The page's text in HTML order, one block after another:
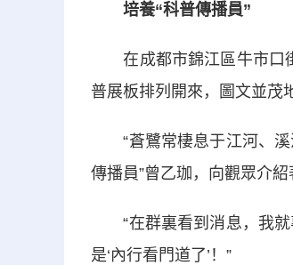
培養“科普傳播員”
在成都市錦江區牛市口街
普展板排列開來，圖文並茂
“蒼鷺常棲息于江河、溪
傳播員”曾乙珈，向觀眾介
“在群裏看到消息，我就
是‘內行看門道了’！”